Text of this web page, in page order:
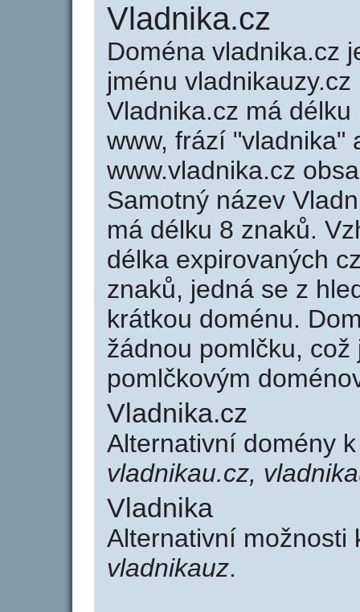
Vladnika.cz
Doména vladnika.cz
jménu
Vladnika.cz má
www, frází "vladnika"
www.vladnika.cz
Samotný název
má délku 8 znaků.
délka expirovaných
znaků, jedná se z
krátkou doménu.
žádnou pomlčku,
pomlčkovým
Vladnika.cz
Alternativní domény
vladnikau.cz,
Vladnika
Alternativní
vladnikauz.